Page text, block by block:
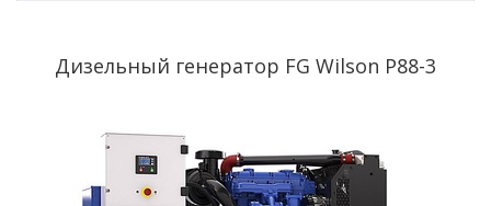
Дизельный генератор FG Wilson P88-3